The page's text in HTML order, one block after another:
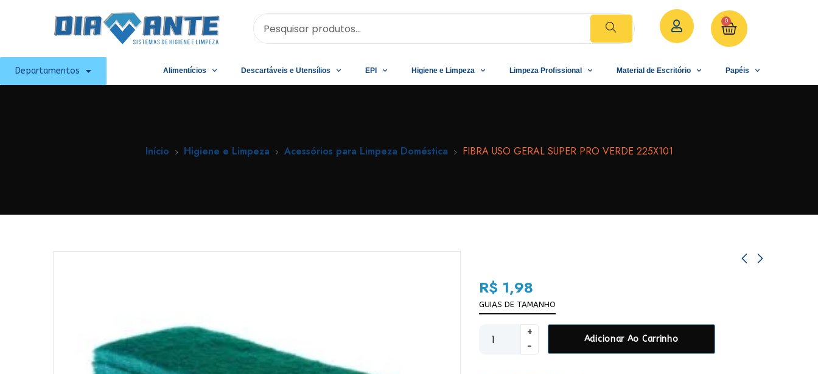
0
Departamentos Alimentícios Descartáveis e Utensílios EPI Higiene e Limpeza Limpeza Profissional Material de Escritório Papéis
Início Higiene e Limpeza Acessórios para Limpeza Doméstica FIBRA USO GERAL SUPER PRO VERDE 225X101
R$ 1,98
GUIAS DE TAMANHO
Adicionar Ao Carrinho